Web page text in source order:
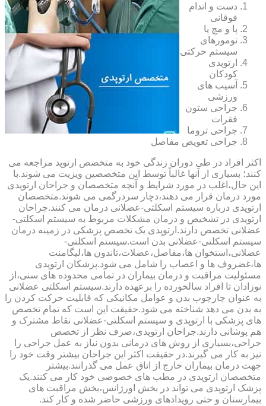
دست و اندام
فوقانی
پا و مچ پا
تومورهای
سیستم حرکتی
ارتوپدی
کودکان
آسیب های
ورزشی
جراحی ستون
فقرات
جراحی تروما
جراحی تعویض مفاصل
اکثر افراد در طی دوران زندگی خود به متخصص ارتوپد مراجعه می
کنند؛ بسیاری از آنها غالباً توسط این متخصصین ویزیت می شوند.با
این حال،اغلب در مورد شرایط و آنچه متخصصان و جراحان ارتوپدی
مورد درمان قرار می دهند،دچار سردرگمی می شوند.متخصصان
ارتوپدی درباره سیستم اسکلتی-عضلانی درمان می کنند.جراحان
ارتوپدی در تشخیص و درمان مشکلات مربوط به سیستم اسکلتی-
عضلانی تخصص دارند.ارتوپدی یک تخصص پزشکی در زمینه درمان
سیستم اسکلتی-عضلانی بدن است.سیستم اسکلتی-
عضلانی،استخوان ها،مفاصل،عضلات،تاندون ها،لیگامنت
ها،غضروف ها و اعصاب را شامل می شود.پزشکان ارتوپدی
مسئولیت مراقبت و درمان بیماران در تمامی محدوده های سنی،از
نوزادان تا افراد سالخورده را برعهده دارند.سیستم اسکلتی عضلانی
به عنوان چارچوب بدن و عوامل مکانیکی که قابلیت حرکت کردن را
به بدن می دهد شناخته می شود.حقیقت این است که تمام تخصص
های پزشکی با ارتوپدی و سیستم اسکلتی-عضلانی نقاط مشترک و
هم پوشانی دارند.جراحان ارتوپدی،صرف نظر از تخصص
جراحی،بسیاری از روش های درمانی بدون نیاز به عمل جراحی را
نیز به کار می گیرند.در حقیقت اکثر این جراحان بیشتر وقت خود را
جهت درمان بیماران خارج از اتاق عمل می گذرانند.بیشتر
متخصصان ارتوپدی در مطب های خصوصی خود کار می کنند.یک
پزشک ارتوپدی می تواند در بخش اورژانس،بخش مراقبت های
بیمارستان و حتی رویدادهای ورزشی حاضر شده و کار کند.